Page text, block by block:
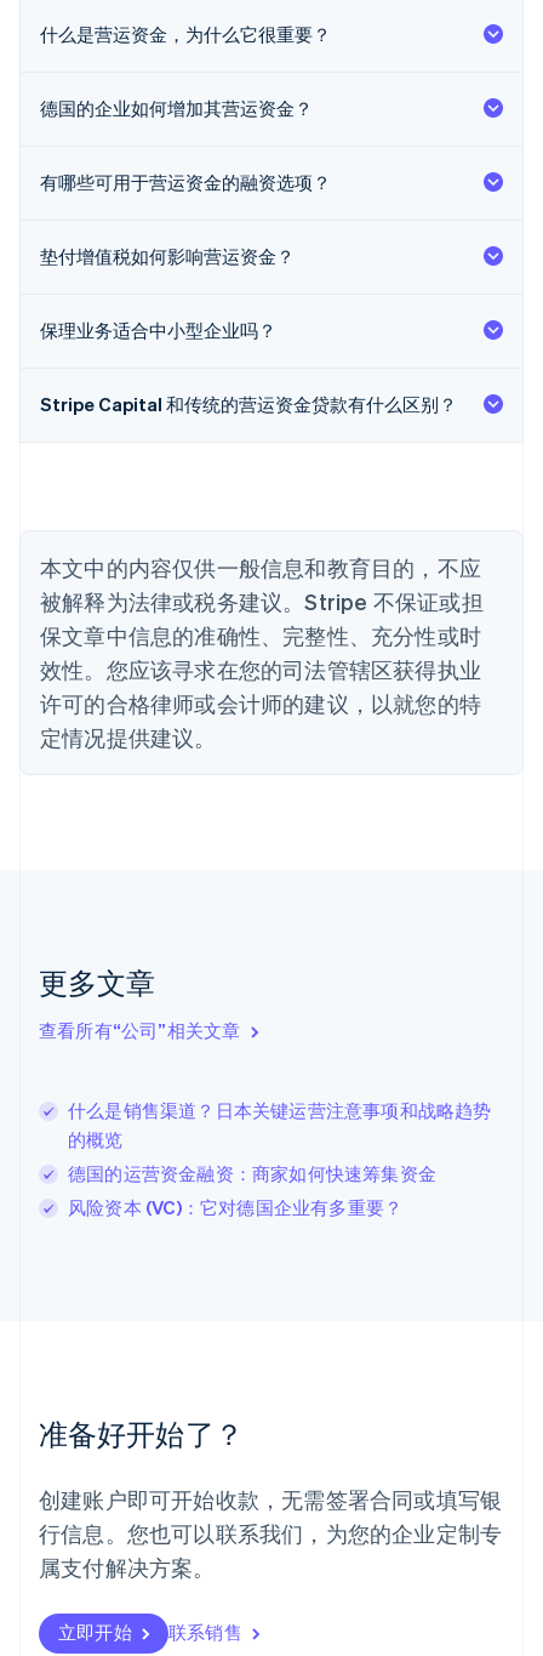
什么是营运资金，为什么它很重要？
德国的企业如何增加其营运资金？
有哪些可用于营运资金的融资选项？
垫付增值税如何影响营运资金？
保理业务适合中小型企业吗？
Stripe Capital 和传统的营运资金贷款有什么区别？
本文中的内容仅供一般信息和教育目的，不应
被解释为法律或税务建议。Stripe 不保证或担
保文章中信息的准确性、完整性、充分性或时
效性。您应该寻求在您的司法管辖区获得执业
许可的合格律师或会计师的建议，以就您的特
定情况提供建议。
更多文章
查看所有“公司”相关文章
什么是销售渠道？日本关键运营注意事项和战略趋势
的概览
德国的运营资金融资：商家如何快速筹集资金
风险资本 (VC)：它对德国企业有多重要？
准备好开始了？
创建账户即可开始收款，无需签署合同或填写银
行信息。您也可以联系我们，为您的企业定制专
属支付解决方案。
立即开始 联系销售
English
爱沙尼亚
DeutschEnglish
巴西
保加利亚
English
丹麦
English
德国
DeutschEnglish
法国
FrançaisEnglish
芬兰
EnglishSvenska
English Italiano
拉脱维亚
立陶宛
DeutschEnglish
卢森堡
罗马尼亚
English
挪威
葡萄牙
Português English
日本
日本語English
瑞典
瑞士